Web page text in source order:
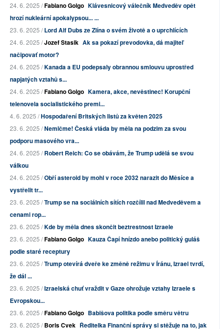
24. 6. 2025 /Fabiano Golgo Klávesnicový válečník Medveděv opět
hrozí nukleární apokalypsou... ...
23. 6. 2025 /Lord Alf Dubs ze Zlína o svém životě a o uprchlících
24. 6. 2025 /Jozef Stasik Ak sa pokazí prevodovka, dá majiteľ
načipovať motor?
24. 6. 2025 /Kanada a EU podepsaly obrannou smlouvu uprostřed
napjatých vztahů s...
24. 6. 2025 /Fabiano Golgo Kamera, akce, nevěstinec! Korupční
telenovela socialistického premi...
4. 6. 2025 /Hospodaření Britských listů za květen 2025
23. 6. 2025 /Nemlčme! Česká vláda by měla na podzim za svou
podporu masového vra...
24. 6. 2025 /Robert Reich: Co se obávám, že Trump udělá se svou
válkou
24. 6. 2025 /Obří asteroid by mohl v roce 2032 narazit do Měsíce a
vystřelit tr...
23. 6. 2025 /Trump se na sociálních sítích rozčílil nad Medveděvem a
cenami rop...
23. 6. 2025 /Kde by měla dnes skončit beztrestnost Izraele
23. 6. 2025 /Fabiano Golgo Kauza Čapí hnízdo anebo politický guláš
podle staré receptury
23. 6. 2025 /Trump otevírá dveře ke změně režimu v Íránu, Izrael tvrdí,
že dál ...
23. 6. 2025 /Izraelská chuť vraždit v Gaze ohrožuje vztahy Izraele s
Evropskou...
23. 6. 2025 /Fabiano Golgo Babišova politika podle směru větru
23. 6. 2025 /Boris Cvek Ředitelka Finanční správy si stěžuje na to, jak